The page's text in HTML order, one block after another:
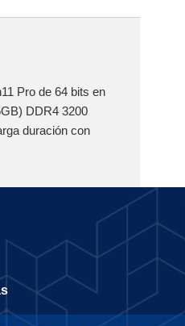
Pro de 64 bits en
DDR4 3200
duración con